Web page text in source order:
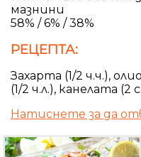
мазнини
58% / 6% / 38%
РЕЦЕПТА:
Захарта (1/2 ч.ч.),
(1/2 ч.л.), канелата (2
Натиснете за да